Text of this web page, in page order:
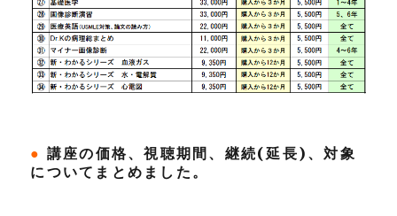
● 講座の価格、視聴期間、継続(延長)、対象
についてまとめました。